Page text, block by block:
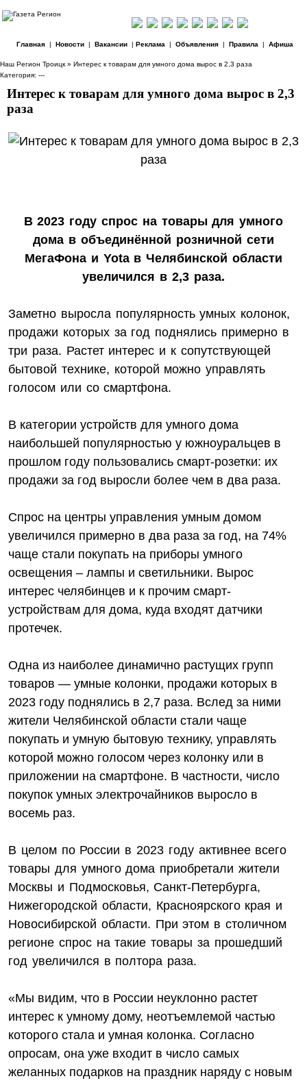
Главная| Новости| Вакансии| Реклама | Объявления| Правила | Афиша
Наш Регион Троицк » Интерес к товарам для умного дома вырос в 2,3 раза
Категория: ---
Интерес к товарам для умного дома вырос в 2,3
раза
В 2023 году спрос на товары для умного
дома в объединённой розничной сети
МегаФона и Yota в Челябинской области
увеличился в 2,3 раза.
Заметно выросла популярность умных колонок,
продажи которых за год поднялись примерно в
три раза. Растет интерес и к сопутствующей
бытовой технике, которой можно управлять
голосом или со смартфона.
В категории устройств для умного дома
наибольшей популярностью у южноуральцев в
прошлом году пользовались смарт-розетки: их
продажи за год выросли более чем в два раза.
Спрос на центры управления умным домом
увеличился примерно в два раза за год, на 74%
чаще стали покупать на приборы умного
освещения – лампы и светильники. Вырос
интерес челябинцев и к прочим смарт-
устройствам для дома, куда входят датчики
протечек.
Одна из наиболее динамично растущих групп
товаров — умные колонки, продажи которых в
2023 году поднялись в 2,7 раза. Вслед за ними
жители Челябинской области стали чаще
покупать и умную бытовую технику, управлять
которой можно голосом через колонку или в
приложении на смартфоне. В частности, число
покупок умных электрочайников выросло в
восемь раз.
В целом по России в 2023 году активнее всего
товары для умного дома приобретали жители
Москвы и Подмосковья, Санкт-Петербурга,
Нижегородской области, Красноярского края и
Новосибирской области. При этом в столичном
регионе спрос на такие товары за прошедший
год увеличился в полтора раза.
«Мы видим, что в России неуклонно растет
интерес к умному дому, неотъемлемой частью
которого стала и умная колонка. Согласно
опросам, она уже входит в число самых
желанных подарков на праздник наряду с новым